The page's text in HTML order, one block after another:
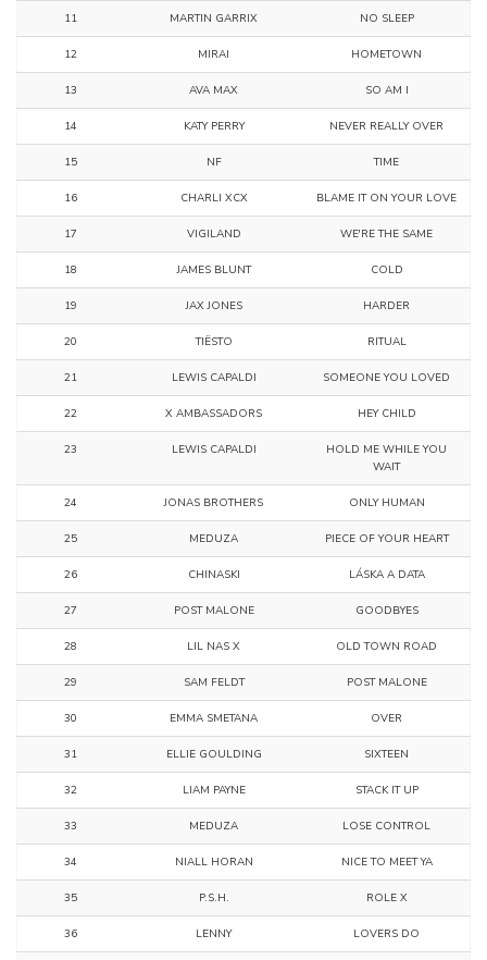
11 MARTIN GARRIX NO SLEEP
12 MIRAI HOMETOWN
13 AVA MAX SO AM I
14 KATY PERRY NEVER REALLY OVER
15 NF TIME
16 CHARLI XCX BLAME IT ON YOUR LOVE
17 VIGILAND WE'RE THE SAME
18 JAMES BLUNT COLD
19 JAX JONES HARDER
20 TIËSTO RITUAL
21 LEWIS CAPALDI SOMEONE YOU LOVED
22 X AMBASSADORS HEY CHILD
23 LEWIS CAPALDI
HOLD ME WHILE YOU
WAIT
24 JONAS BROTHERS ONLY HUMAN
25 MEDUZA PIECE OF YOUR HEART
26 CHINASKI LÁSKA A DATA
27 POST MALONE GOODBYES
28 LIL NAS X OLD TOWN ROAD
29 SAM FELDT POST MALONE
30 EMMA SMETANA OVER
31 ELLIE GOULDING SIXTEEN
32 LIAM PAYNE STACK IT UP
33 MEDUZA LOSE CONTROL
34 NIALL HORAN NICE TO MEET YA
35 P.S.H. ROLE X
36 LENNY LOVERS DO